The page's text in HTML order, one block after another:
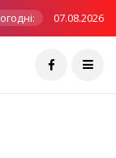
07.08.2026